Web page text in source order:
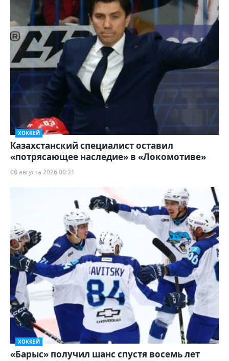
ХОККЕЙ
Казахстанский специалист оставил
«потрясающее наследие» в «Локомотиве»
08 августа 2026 00:21
ХОККЕЙ
«Барыс» получил шанс спустя восемь лет